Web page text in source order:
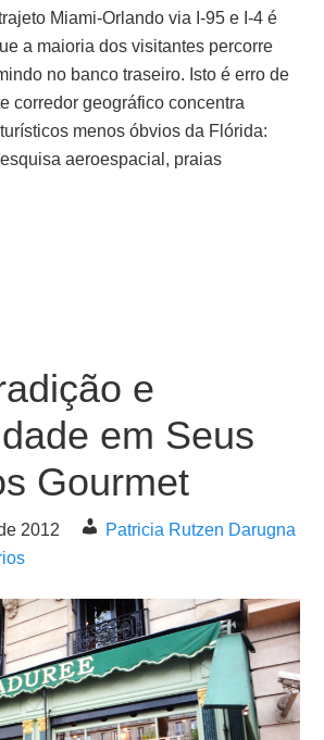
Miami-Orlando via I-95 e I-4 é
a maioria dos visitantes percorre
no banco traseiro. Isto é erro de
corredor geográfico concentra
menos óbvios da Flórida:
aeroespacial, praias
e
em Seus
Gourmet
2012
Patricia Rutzen Darugna